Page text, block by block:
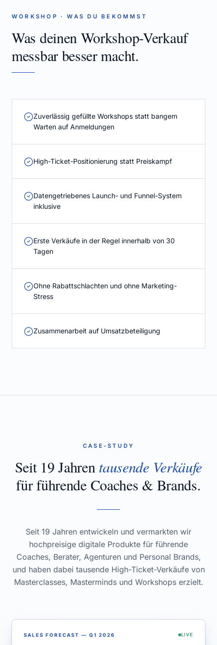
WORKSHOP · WAS DU BEKOMMST
Was deinen Workshop-Verkauf
messbar besser macht.
Zuverlässig gefüllte Workshops statt bangem
Warten auf Anmeldungen
High-Ticket-Positionierung statt Preiskampf
Datengetriebenes Launch- und Funnel-System
inklusive
Erste Verkäufe in der Regel innerhalb von 30
Tagen
Ohne Rabattschlachten und ohne Marketing-
Stress
Zusammenarbeit auf Umsatzbeteiligung
CASE-STUDY
Seit 19 Jahren tausende Verkäufe
für führende Coaches & Brands.
Seit 19 Jahren entwickeln und vermarkten wir
hochpreisige digitale Produkte für führende
Coaches, Berater, Agenturen und Personal Brands,
und haben dabei tausende High-Ticket-Verkäufe von
Masterclasses, Masterminds und Workshops erzielt.
SALES FORECAST — Q1 2026 LIVE